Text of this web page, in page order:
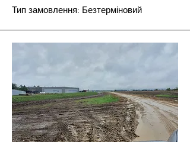
Тип замовлення: Безтерміновий